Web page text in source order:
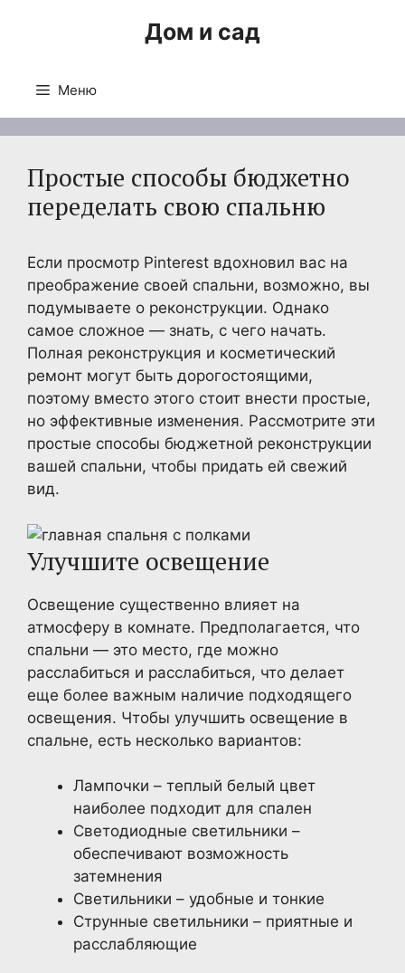
Дом и сад
Меню
Простые способы бюджетно
переделать свою спальню
Если просмотр Pinterest вдохновил вас на
преображение своей спальни, возможно, вы
подумываете о реконструкции. Однако
самое сложное — знать, с чего начать.
Полная реконструкция и косметический
ремонт могут быть дорогостоящими,
поэтому вместо этого стоит внести простые,
но эффективные изменения. Рассмотрите эти
простые способы бюджетной реконструкции
вашей спальни, чтобы придать ей свежий
вид.
Улучшите освещение
Освещение существенно влияет на
атмосферу в комнате. Предполагается, что
спальни — это место, где можно
расслабиться и расслабиться, что делает
еще более важным наличие подходящего
освещения. Чтобы улучшить освещение в
спальне, есть несколько вариантов:
Лампочки – теплый белый цвет
наиболее подходит для спален
Светодиодные светильники –
обеспечивают возможность
затемнения
Светильники – удобные и тонкие
Струнные светильники – приятные и
расслабляющие